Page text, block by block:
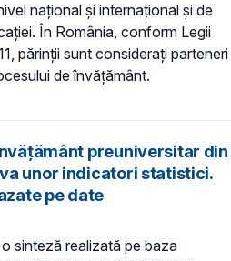
național și internațional și de
În România, conform Legii
părinții sunt considerați parteneri
de învățământ.
preuniversitar din
unor indicatori statistici.
pe date
sinteză realizată pe baza